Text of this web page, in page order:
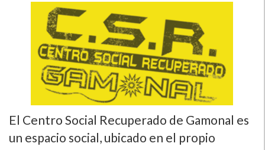
El Centro Social Recuperado de Gamonal es
un espacio social, ubicado en el propio